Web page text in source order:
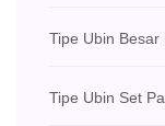
Tipe Ubin Besar
Tipe Ubin Set